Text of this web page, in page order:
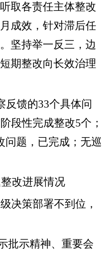
取各责任主体整改
成效，针对滞后任
坚持举一反三，边
期整改向长效治理
反馈的33个具体问
段性完成整改5个；
问题，已完成 ； 无巡
改进展情况
决策部署不到位，
批示精神、重要会